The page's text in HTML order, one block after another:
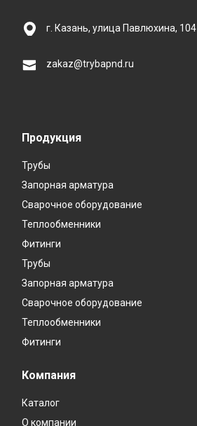
Продукция
Трубы
Запорная арматура
Сварочное оборудование
Теплообменники
Фитинги
Трубы
Запорная арматура
Сварочное оборудование
Теплообменники
Фитинги
Компания
Каталог
О компании
г. Казань, улица Павлюхина, 104
zakaz@trybapnd.ru